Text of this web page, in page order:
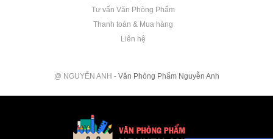
Tư vấn Văn Phòng Phẩm
Thanh toán & Mua hàng
Liên hệ
@ NGUYỄN ANH - Văn Phòng Phẩm Nguyễn Anh